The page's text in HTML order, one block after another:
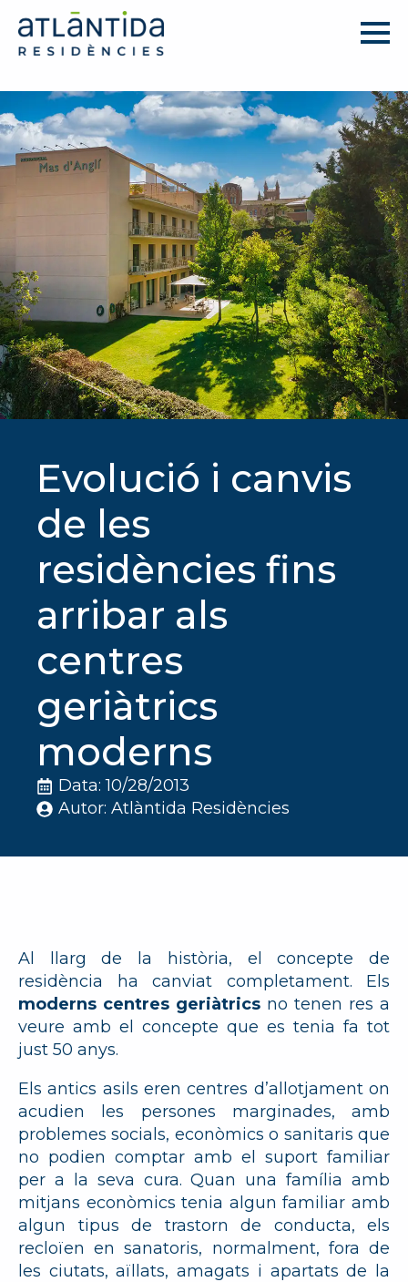
Evolució i canvis
de les
residències fins
arribar als
centres
geriàtrics
moderns
Data: 10/28/2013
Autor: Atlàntida Residències
Al llarg de la història, el concepte de
residència ha canviat completament. Els
moderns centres geriàtrics no tenen res a
veure amb el concepte que es tenia fa tot
just 50 anys.
Els antics asils eren centres d’allotjament on
acudien les persones marginades, amb
problemes socials, econòmics o sanitaris que
no podien comptar amb el suport familiar
per a la seva cura. Quan una família amb
mitjans econòmics tenia algun familiar amb
algun tipus de trastorn de conducta, els
recloïen en sanatoris, normalment, fora de
les ciutats, aïllats, amagats i apartats de la